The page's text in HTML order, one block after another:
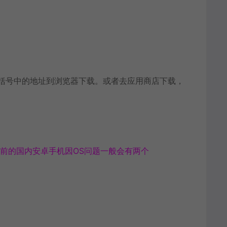
号中的地址到浏览器下载。或者去应用商店下载，
的国内安卓手机因OS问题一般会有两个